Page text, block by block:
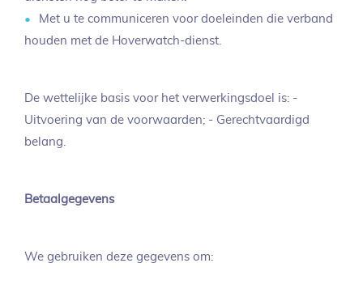
Met u te communiceren voor doeleinden die verband
houden met de Hoverwatch-dienst.
De wettelijke basis voor het verwerkingsdoel is: -
Uitvoering van de voorwaarden; - Gerechtvaardigd
belang.
Betaalgegevens
We gebruiken deze gegevens om: